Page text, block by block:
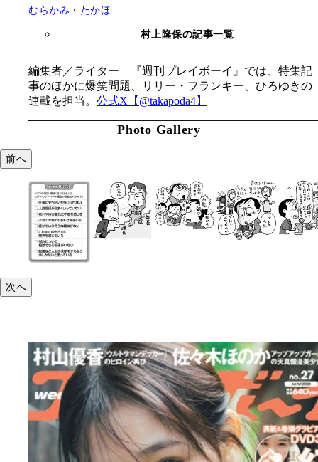
むらかみ・たかほ
村上隆保の記事一覧
編集者／ライター 『週刊プレイボーイ』では、特集記
事のほかに爆笑問題、リリー・フランキー、ひろゆきの
連載を担当。 公式X【@takapoda4】
Photo Gallery
前へ
次へ